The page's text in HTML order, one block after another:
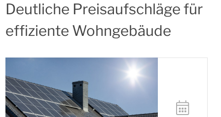
Deutliche Preisaufschläge für
effiziente Wohngebäude